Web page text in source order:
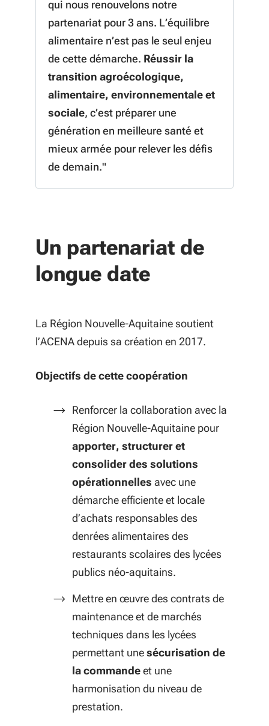
qui nous renouvelons notre
partenariat pour 3 ans. L’équilibre
alimentaire n’est pas le seul enjeu
de cette démarche. Réussir la
transition agroécologique,
alimentaire, environnementale et
sociale, c’est préparer une
génération en meilleure santé et
mieux armée pour relever les défis
de demain."
Un partenariat de
longue date
La Région Nouvelle-Aquitaine soutient
l’ACENA depuis sa création en 2017.
Objectifs de cette coopération
Renforcer la collaboration avec la
Région Nouvelle-Aquitaine pour
apporter, structurer et
consolider des solutions
opérationnelles avec une
démarche efficiente et locale
d’achats responsables des
denrées alimentaires des
restaurants scolaires des lycées
publics néo-aquitains.
Mettre en œuvre des contrats de
maintenance et de marchés
techniques dans les lycées
permettant unesécurisation de
la commandeet une
harmonisation du niveau de
prestation.